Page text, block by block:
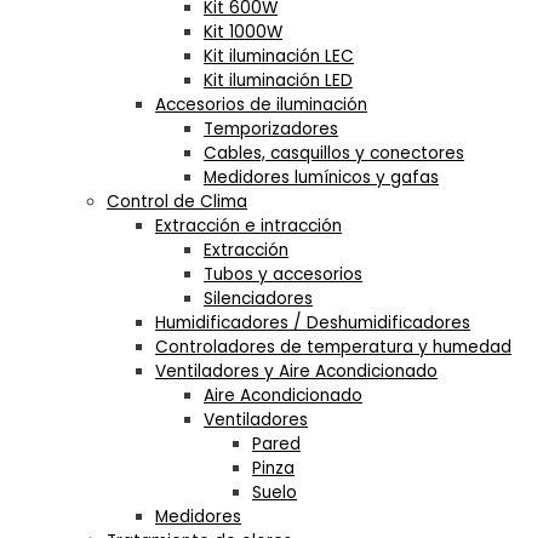
Kit 600W
Kit 1000W
Kit iluminación LEC
Kit iluminación LED
Accesorios de iluminación
Temporizadores
Cables, casquillos y conectores
Medidores lumínicos y gafas
Control de Clima
Extracción e intracción
Extracción
Tubos y accesorios
Silenciadores
Humidificadores / Deshumidificadores
Controladores de temperatura y humedad
Ventiladores y Aire Acondicionado
Aire Acondicionado
Ventiladores
Pared
Pinza
Suelo
Medidores